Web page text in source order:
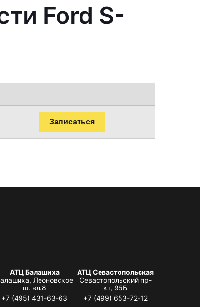
Ford S-
Записаться
АТЦ Балашиха
Леоновское
ш. вл.8
+7 (495) 431-63-63
АТЦ Севастопольская
Севастопольский пр-
кт, 95Б
+7 (499) 653-72-12